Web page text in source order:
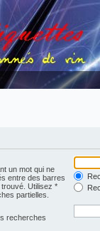
un mot qui ne
entre des barres
Utilisez *
partielles.
recherches